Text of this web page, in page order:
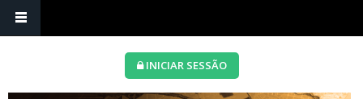
INICIAR SESSÃO